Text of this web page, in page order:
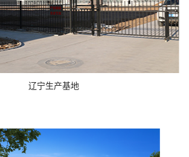
辽宁生产基地